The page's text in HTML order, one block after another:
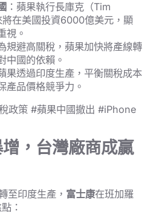
：蘋果執行長庫克（Tim
在美國投資6000億美元，顯
視。
規避高關稅，蘋果加快將產線轉
中國的依賴。
果透過印度生產，平衡關稅成本
產品價格競爭力。
政策 #蘋果中國撤出 #iPhone
，台灣廠商成贏
至印度生產， 富士康在班加羅
：